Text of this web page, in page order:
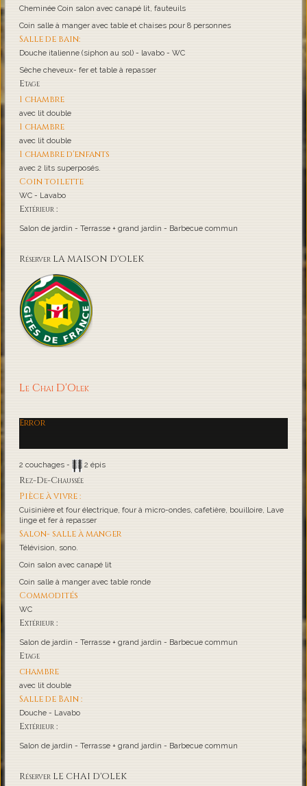
Cheminée Coin salon avec canapé lit, fauteuils
Coin salle à manger avec table et chaises pour 8 personnes
Salle de bain:
Douche italienne (siphon au sol) - lavabo - WC
Sèche cheveux- fer et table à repasser
Etage
1 chambre
avec lit double
1 chambre
avec lit double
1 chambre d'enfants
avec 2 lits superposés.
Coin toilette
WC - Lavabo
Extérieur :
Salon de jardin - Terrasse + grand jardin - Barbecue commun
Réserver LA MAISON D'OLEK
Le Chai D'Olek
Error
2 couchages - 2 épis
Rez-De-Chaussée
Pièce à vivre :
Cuisinière et four électrique, four à micro-ondes, cafetière, bouilloire, Lave
linge et fer à repasser
Salon- salle à manger
Télévision, sono.
Coin salon avec canapé lit
Coin salle à manger avec table ronde
Commodités
WC
Extérieur :
Salon de jardin - Terrasse + grand jardin - Barbecue commun
Etage
chambre
avec lit double
Salle de Bain :
Douche - Lavabo
Extérieur :
Salon de jardin - Terrasse + grand jardin - Barbecue commun
Réserver LE CHAI D'OLEK